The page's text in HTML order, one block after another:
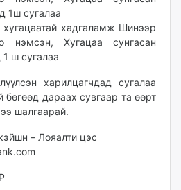
1ш сугалаа
хадгаламж Шинээр
нэмсэн, Хугацаа сунгасан
ш сугалаа
харилцагчдад сугалаа
бөгөөд дараах сувгаар та өөрт
шалгаарай.
– Лояалти цэс